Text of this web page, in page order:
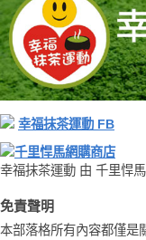
幸福抹茶運動 FB
千里悍馬網購商店
幸福抹茶運動 由 千里悍
免責聲明
本部落格所有內容都僅是